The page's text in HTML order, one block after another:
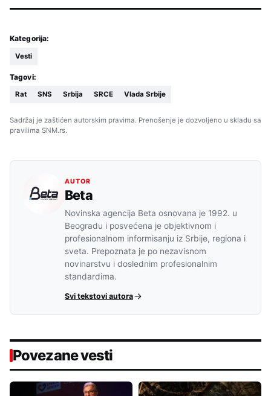
Kategorija:
Vesti
Tagovi:
Rat SNS Srbija SRCE Vlada Srbije
Sadržaj je zaštićen autorskim pravima. Prenošenje je dozvoljeno u skladu sa
pravilima SNM.rs.
AUTOR
Beta
Novinska agencija Beta osnovana je 1992. u
Beogradu i posvećena je objektivnom i
profesionalnom informisanju iz Srbije, regiona i
sveta. Prepoznata je po nezavisnom
novinarstvu i doslednim profesionalnim
standardima.
Svi tekstovi autora
Povezane vesti